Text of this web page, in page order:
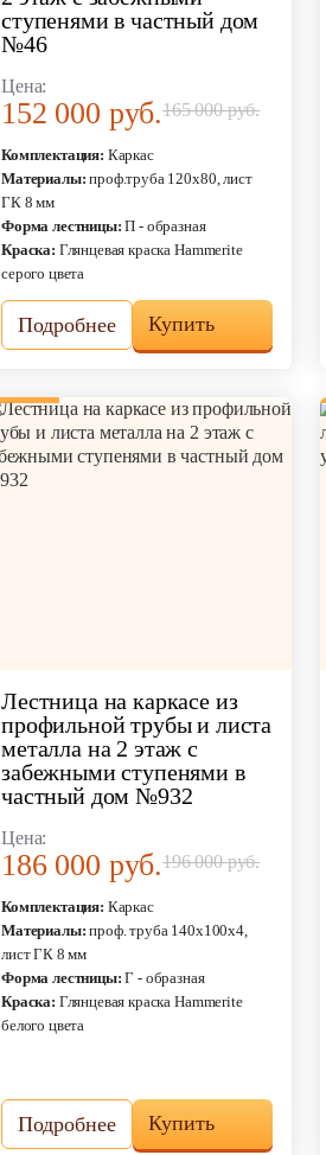
ступенями в частный дом
№46
Цена:
152 000 руб.165 000 руб.
Комплектация: Каркас
Материалы: проф.труба 120х80, лист
ГК 8 мм
Форма лестницы: П - образная
Краска: Глянцевая краска Hammerite
серого цвета
Подробнее Купить
Лестница на каркасе из
профильной трубы и листа
металла на 2 этаж с
забежными ступенями в
частный дом №932
Цена:
186 000 руб.196 000 руб.
Комплектация: Каркас
Материалы: проф. труба 140х100х4,
лист ГК 8 мм
Форма лестницы: Г - образная
Краска: Глянцевая краска Hammerite
белого цвета
Подробнее Купить